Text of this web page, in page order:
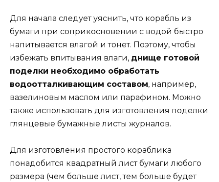
Для начала следует уяснить, что корабль из
бумаги при соприкосновении с водой быстро
напитывается влагой и тонет. Поэтому, чтобы
избежать впитывания влаги, днище готовой
поделки необходимо обработать
водоотталкивающим составом, например,
вазелиновым маслом или парафином. Можно
также использовать для изготовления поделки
глянцевые бумажные листы журналов.
Для изготовления простого кораблика
понадобится квадратный лист бумаги любого
размера (чем больше лист, тем больше будет